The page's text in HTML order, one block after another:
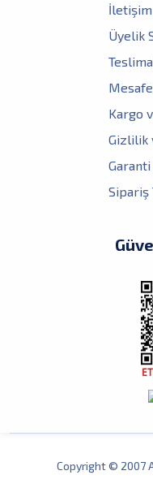
Üyelik
Kargo
Gizlilik
Garanti
Sipariş
Copyright © 2007